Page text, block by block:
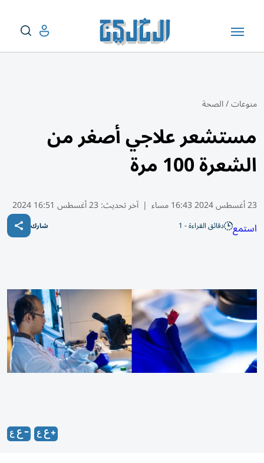
منوعات/الصحة
مستشعر علاجي أصغر من
الشعرة 100 مرة
23 أغسطس 2024 16:43 مساء | آخر تحديث: 23 أغسطس 16:51 2024
استمع دقائق القراءة - 1 شارك